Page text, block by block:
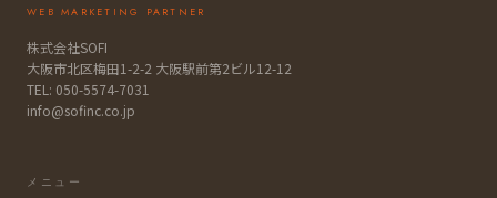
WEB MARKETING PARTNER
株式会社SOFI
大阪市北区梅田1-2-2 大阪駅前第2ビル12-12
TEL: 050-5574-7031
info@sofinc.co.jp
メニュー